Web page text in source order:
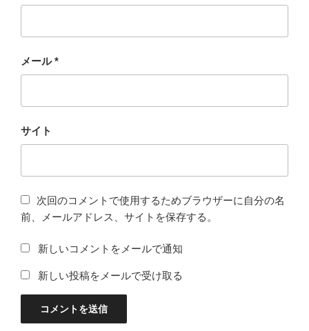
メール*
サイト
次回のコメントで使用するためブラウザーに自分の名
前、メールアドレス、サイトを保存する。
新しいコメントをメールで通知
新しい投稿をメールで受け取る